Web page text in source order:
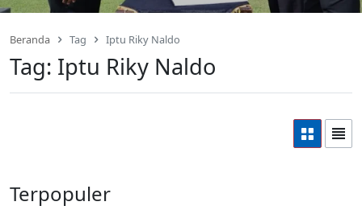
Beranda Tag Iptu Riky Naldo
Tag: Iptu Riky Naldo
Terpopuler